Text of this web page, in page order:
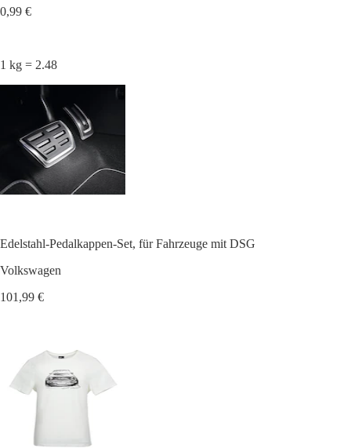
0,99 €
1 kg = 2.48
Edelstahl-Pedalkappen-Set, für Fahrzeuge mit DSG
Volkswagen
101,99 €